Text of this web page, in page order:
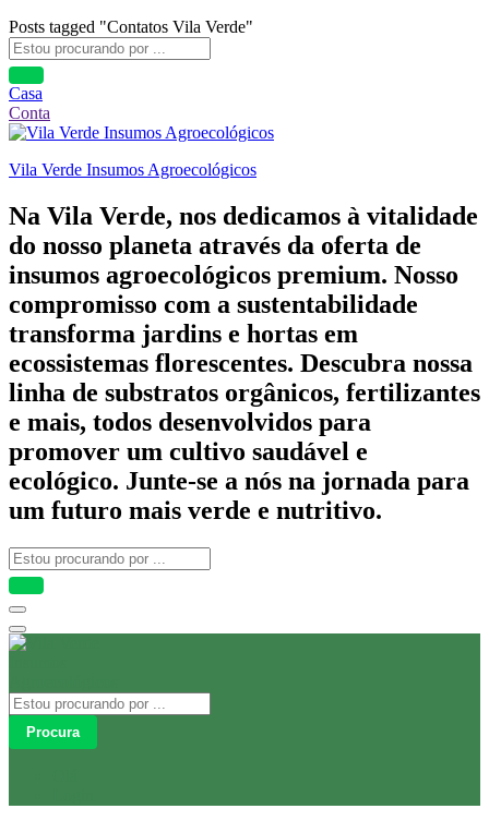
Posts tagged "Contatos Vila Verde"
Casa
Conta
Vila Verde Insumos Agroecológicos
Na Vila Verde, nos dedicamos à vitalidade
do nosso planeta através da oferta de
insumos agroecológicos premium. Nosso
compromisso com a sustentabilidade
transforma jardins e hortas em
ecossistemas florescentes. Descubra nossa
linha de substratos orgânicos, fertilizantes
e mais, todos desenvolvidos para
promover um cultivo saudável e
ecológico. Junte-se a nós na jornada para
um futuro mais verde e nutritivo.
Procura